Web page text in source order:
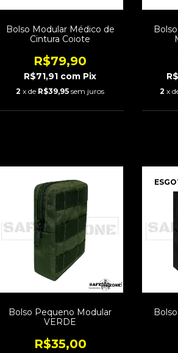
Bolso Modular Médico de
Cintura Coiote
R$79,90
R$71,91 com Pix
2 x de R$39,95 sem juros 2 x
Bolso Pequeno Modular
VERDE
R$35,00